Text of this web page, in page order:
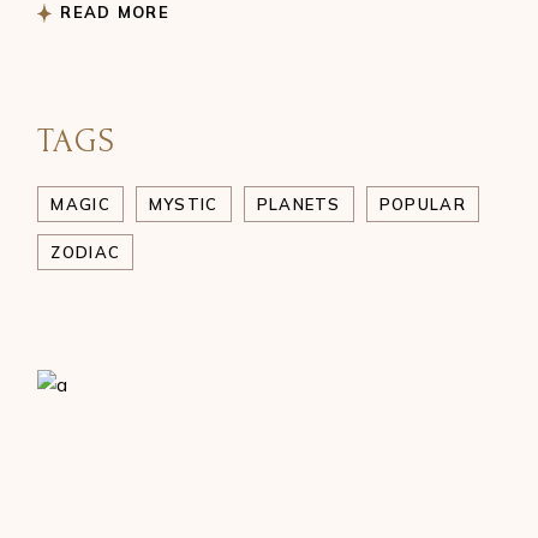
READ MORE
TAGS
MAGIC MYSTIC PLANETS POPULAR
ZODIAC